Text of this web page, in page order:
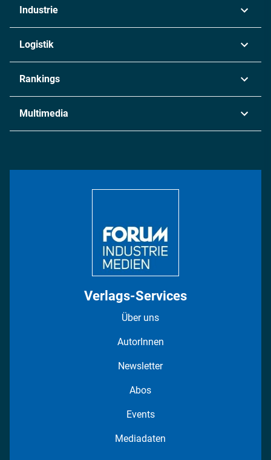
Industrie
Chemie
Metall
Energie
Logistik
Rankings
Multimedia
Verlags-Services
Über uns
AutorInnen
Newsletter
Abos
Events
Mediadaten